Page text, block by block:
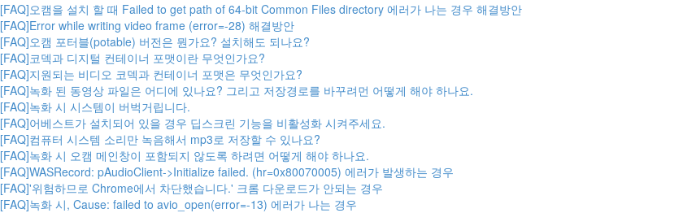
[FAQ]오캠을 설치 할 때 Failed to get path of 64-bit Common Files directory 에러가 나는 경우 해결방안
[FAQ]Error while writing video frame (error=-28) 해결방안
[FAQ]오캠 포터블(potable) 버전은 뭔가요? 설치해도 되나요?
[FAQ]코덱과 디지털 컨테이너 포맷이란 무엇인가요?
[FAQ]지원되는 비디오 코덱과 컨테이너 포맷은 무엇인가요?
[FAQ]녹화 된 동영상 파일은 어디에 있나요? 그리고 저장경로를 바꾸려먼 어떻게 해야 하나요.
[FAQ]녹화 시 시스템이 버벅거립니다.
[FAQ]어베스트가 설치되어 있을 경우 딥스크린 기능을 비활성화 시켜주세요.
[FAQ]컴퓨터 시스템 소리만 녹음해서 mp3로 저장할 수 있나요?
[FAQ]녹화 시 오캠 메인창이 포함되지 않도록 하려면 어떻게 해야 하나요.
[FAQ]WASRecord: pAudioClient->Initialize failed. (hr=0x80070005) 에러가 발생하는 경우
[FAQ]'위험하므로 Chrome에서 차단했습니다.' 크롬 다운로드가 안되는 경우
[FAQ]녹화 시, Cause: failed to avio_open(error=-13) 에러가 나는 경우